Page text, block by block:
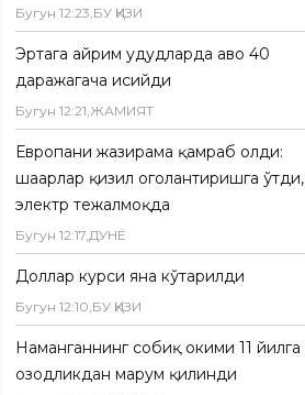
Бугун 12:23,БУ ҚИЗИҚ
Эртага айрим ҳудудларда ҳаво 40
даражагача исийди
Бугун 12:21,ЖАМИЯТ
Европани жазирама қамраб олди:
шаҳарлар қизил огоҳлантиришга ўтди,
электр тежалмоқда
Бугун 12:17,ДУНË
Доллар курси яна кўтарилди
Бугун 12:10,БУ ҚИЗИҚ
Наманганнинг собиқ ҳокими 11 йилга
озодликдан маҳрум қилинди